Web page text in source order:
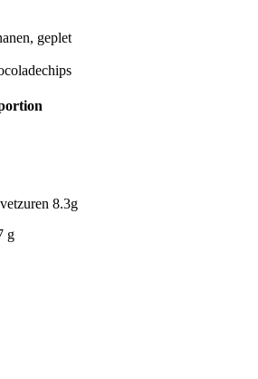
geplet
8.3g
g